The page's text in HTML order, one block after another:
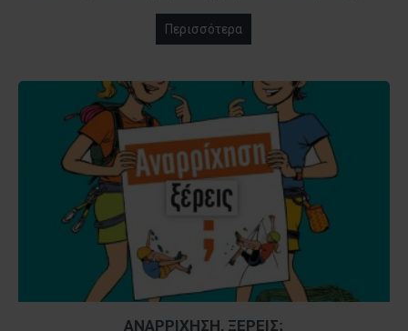
Περισσότερα
ΑΝΑΡΡΙΧΗΣΗ, ΞΕΡΕΙΣ;